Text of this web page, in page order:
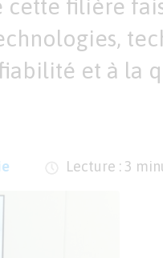
cette filière
et à la
Lecture : 3